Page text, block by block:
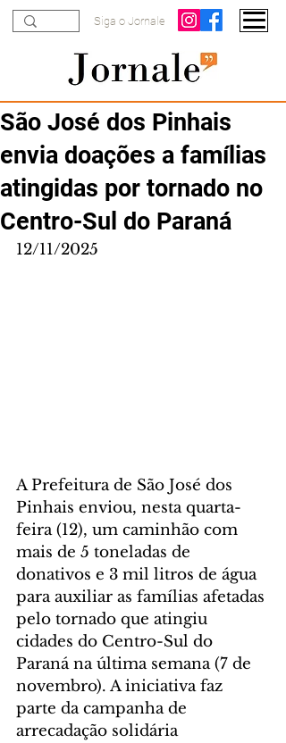
Siga o Jornale
São José dos Pinhais
envia doações a famílias
atingidas por tornado no
Centro-Sul do Paraná
12/11/2025
A Prefeitura de São José dos
Pinhais enviou, nesta quarta-
feira (12), um caminhão com
mais de 5 toneladas de
donativos e 3 mil litros de água
para auxiliar as famílias afetadas
pelo tornado que atingiu
cidades do Centro-Sul do
Paraná na última semana (7 de
novembro). A iniciativa faz
parte da campanha de
arrecadação solidária